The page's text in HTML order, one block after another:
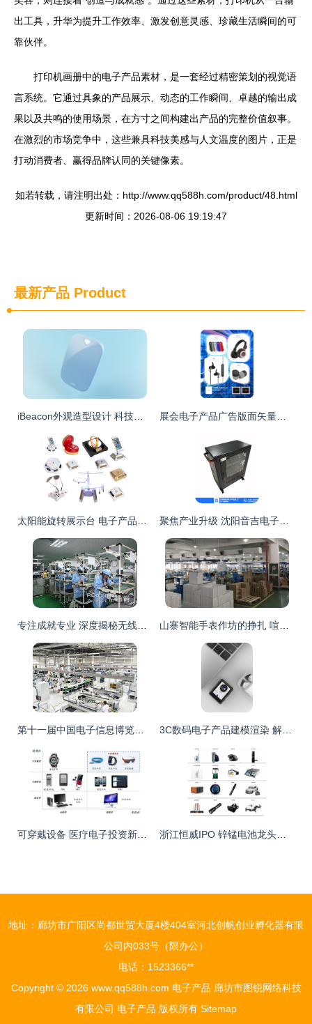
出工具，升华为提升工作效率、激发创意灵感、珍藏生活瞬间的可
靠伙伴。
打印机画册中的电子产品素材，是一套经过精密策划的视觉语
言系统。它通过具象的产品展示、动态的工作瞬间、卓越的输出成
果以及共鸣的使用场景，在方寸之间构建出产品的完整价值叙事。
在激烈的市场竞争中，这些兼具科技美感与人文温度的图片，正是
打动消费者、赢得品牌认同的关键像素。
如若转载，请注明出处：http://www.qq588h.com/product/48.html
更新时间：2026-08-06 19:19:47
最新产品 Product
地址：廊坊市广阳区尚都世贸大厦4楼404室河北创帆创业孵化器有限
公司内033号（限办公）
电话：1523366**
Copyright © 2026 www.qq588h.com 电子产品 廊坊市图锐网络科技
有限公司 电子产品 版权所有 Sitemap